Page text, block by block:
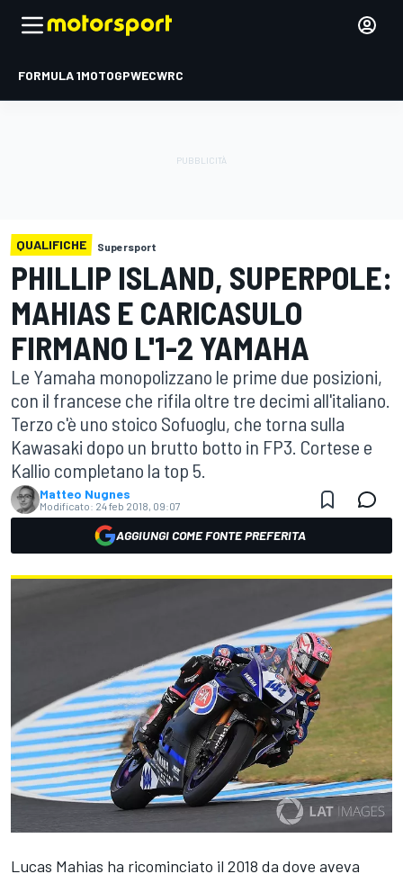
FORMULA 1MOTOGPWECWRC
QUALIFICHE Supersport
PHILLIP ISLAND, SUPERPOLE:
MAHIAS E CARICASULO
FIRMANO L'1-2 YAMAHA
Le Yamaha monopolizzano le prime due posizioni,
con il francese che rifila oltre tre decimi all'italiano.
Terzo c'è uno stoico Sofuoglu, che torna sulla
Kawasaki dopo un brutto botto in FP3. Cortese e
Kallio completano la top 5.
Matteo Nugnes
Modificato: 24 feb 2018, 09:07
AGGIUNGI COME FONTE PREFERITA
Lucas Mahias ha ricominciato il 2018 da dove aveva